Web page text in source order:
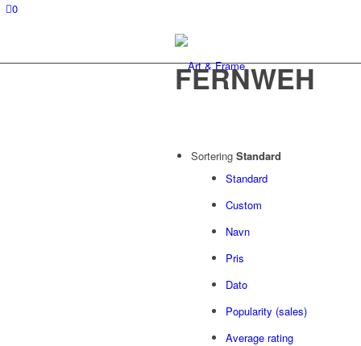
0
FERNWEH
Sortering Standard
Standard
Custom
Navn
Pris
Dato
Popularity (sales)
Average rating